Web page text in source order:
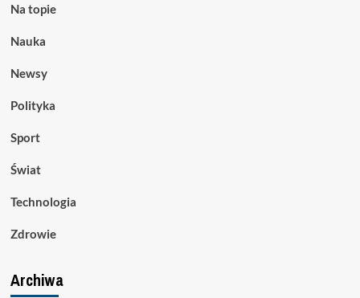
Na topie
Nauka
Newsy
Polityka
Sport
Świat
Technologia
Zdrowie
Archiwa